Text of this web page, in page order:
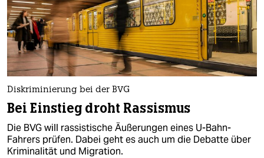
Diskriminierung bei der BVG
Bei Einstieg droht Rassismus
Die BVG will rassistische Äußerungen eines U-Bahn-
Fahrers prüfen. Dabei geht es auch um die Debatte über
Kriminalität und Migration.